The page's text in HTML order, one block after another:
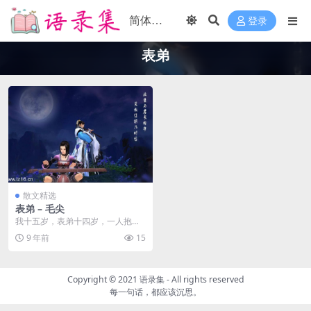
登录
表弟
散文精选
表弟 – 毛尖
我十五岁，表弟十四岁，一人抱两
本新买的《笑傲江湖》，天兵天将
似的，飞驰回家。在弄...
9 年前 15
Copyright © 2021 语录集- All rights reserved
每一句话，都应该沉思。